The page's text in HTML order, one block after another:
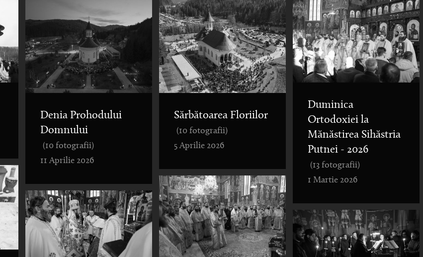
Denia Prohodului
Domnului
(10 fotografii)
11 Aprilie 2026
Sărbătoarea Floriilor
(10 fotografii)
5 Aprilie 2026
Duminica
Ortodoxiei la
Mănăstirea Sihăstria
Putnei - 2026
(13 fotografii)
1 Martie 2026